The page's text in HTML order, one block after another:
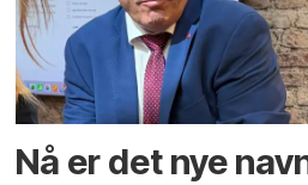
Nå er det nye